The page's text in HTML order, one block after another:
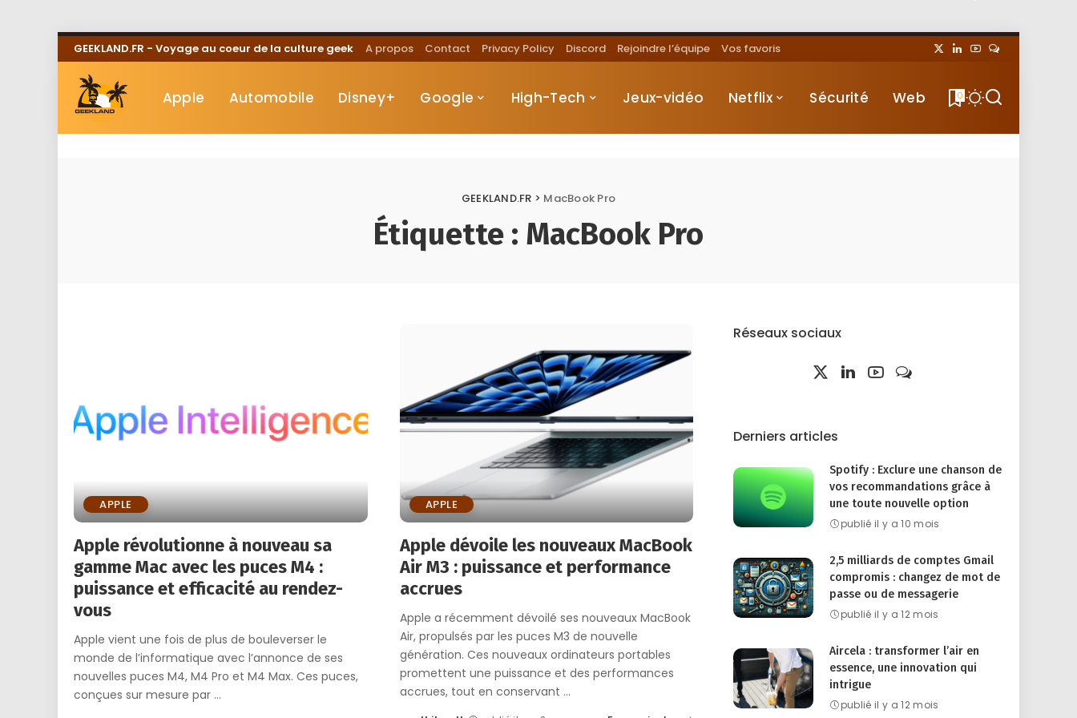
GEEKLAND.FR - Voyage au coeur de la culture geek A propos Contact Privacy Policy Discord Rejoindre l’équipe Vos favoris
Apple Automobile Disney+ Google High-Tech Jeux-vidéo Netflix Sécurité Web 0
GEEKLAND.FR > MacBook Pro
Étiquette : MacBook Pro
APPLE
Apple révolutionne à nouveau sa
gamme Mac avec les puces M4 :
puissance et efficacité au rendez-
vous
Apple vient une fois de plus de bouleverser le
monde de l’informatique avec l’annonce de ses
nouvelles puces M4, M4 Pro et M4 Max. Ces puces,
conçues sur mesure par ...
APPLE
Apple dévoile les nouveaux MacBook
Air M3 : puissance et performance
accrues
Apple a récemment dévoilé ses nouveaux MacBook
Air, propulsés par les puces M3 de nouvelle
génération. Ces nouveaux ordinateurs portables
promettent une puissance et des performances
accrues, tout en conservant ...
Réseaux sociaux
Derniers articles
Spotify : Exclure une chanson de
vos recommandations grâce à
une toute nouvelle option
publié il y a 10 mois
2,5 milliards de comptes Gmail
compromis : changez de mot de
passe ou de messagerie
publié il y a 12 mois
Aircela : transformer l’air en
essence, une innovation qui
intrigue
publié il y a 12 mois